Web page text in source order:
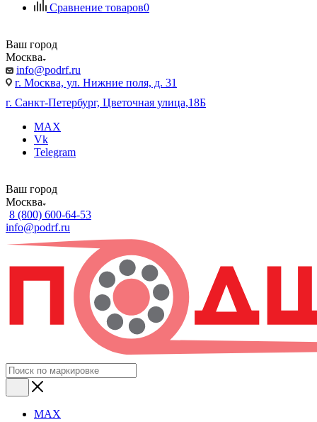
Сравнение товаров0
Ваш город
Москва
info@podrf.ru
г. Москва, ул. Нижние поля, д. 31
г. Санкт-Петербург, Цветочная улица,18Б
MAX
Vk
Telegram
Ваш город
Москва
8 (800) 600-64-53
info@podrf.ru
MAX